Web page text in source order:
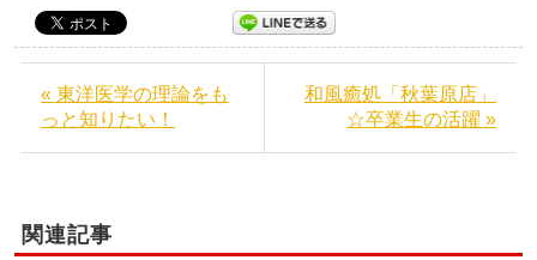
« 東洋医学の理論をも
っと知りたい！
和風癒処「秋葉原店」
☆卒業生の活躍 »
関連記事